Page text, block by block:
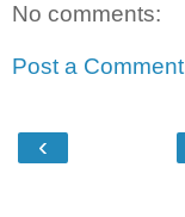
No comments:
Post a Comment
‹